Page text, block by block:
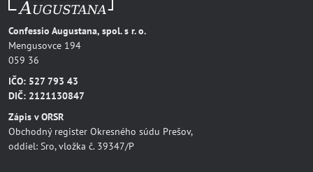
Confessio Augustana, spol. s r. o.
Mengusovce 194
059 36
IČO: 527 793 43
DIČ: 2121130847
Zápis v ORSR
Obchodný register Okresného súdu Prešov,
oddiel: Sro, vložka č. 39347/P